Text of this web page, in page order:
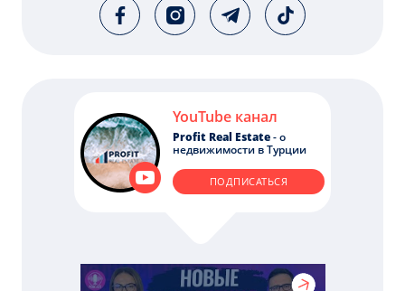
YouTube канал
Profit Real Estate- о
недвижимости в Турции
ПОДПИСАТЬСЯ